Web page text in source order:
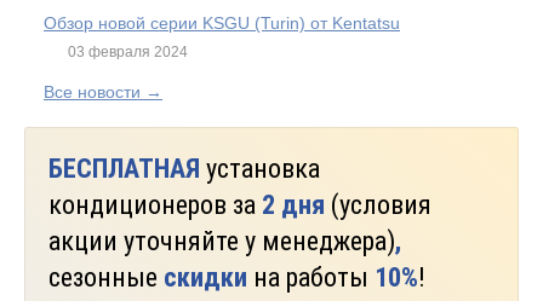
Обзор новой серии KSGU (Turin) от Kentatsu
03 февраля 2024
Все новости →
БЕСПЛАТНАЯ установка
кондиционеров за 2 дня (условия
акции уточняйте у менеджера),
сезонные скидки на работы 10%!